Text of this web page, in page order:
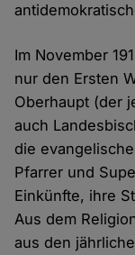
Im November
nur den Ersten
Oberhaupt (der
auch
die
Pfarrer und
Einkünfte, ihre
Aus dem
aus den